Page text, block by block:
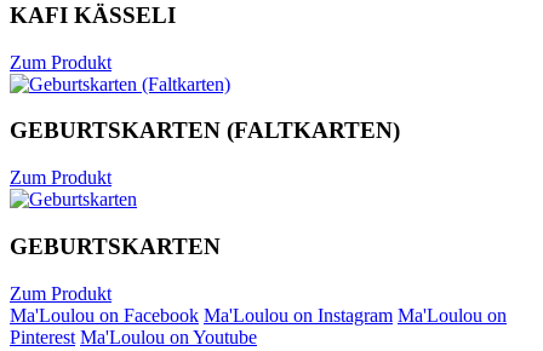
KAFI KÄSSELI
Zum Produkt
GEBURTSKARTEN (FALTKARTEN)
Zum Produkt
GEBURTSKARTEN
Zum Produkt
Ma'Loulou on Facebook Ma'Loulou on Instagram Ma'Loulou on
Pinterest Ma'Loulou on Youtube